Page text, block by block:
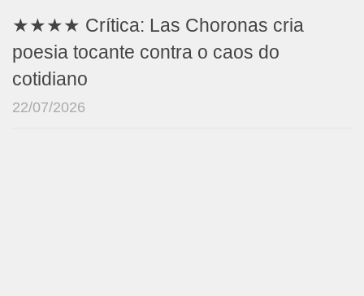
★★★★ Crítica: Las Choronas cria
poesia tocante contra o caos do
cotidiano
22/07/2026